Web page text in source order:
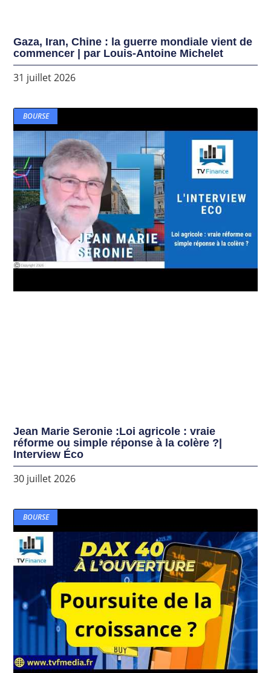
Gaza, Iran, Chine : la guerre mondiale vient de
commencer | par Louis-Antoine Michelet
31 juillet 2026
BOURSE
Jean Marie Seronie :Loi agricole : vraie
réforme ou simple réponse à la colère ?|
Interview Éco
30 juillet 2026
BOURSE